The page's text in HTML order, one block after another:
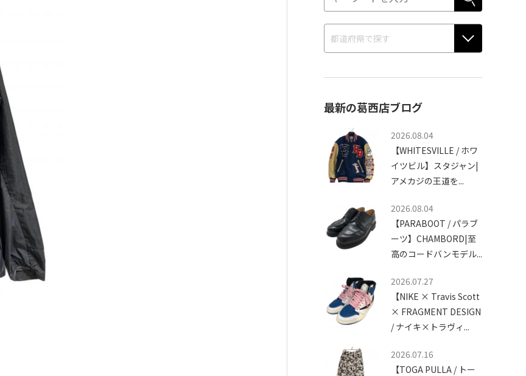
最新の葛西店ブログ
2026.08.04
【WHITESVILLE / ホワ
イツビル】スタジャン|
アメカジの王道を...
2026.08.04
【PARABOOT / パラブ
ーツ】CHAMBORD|至
高のコードバンモデル...
2026.07.27
【NIKE × Travis Scott
× FRAGMENT DESIGN
/ ナイキ×トラヴィ...
2026.07.16
【TOGA PULLA / トー